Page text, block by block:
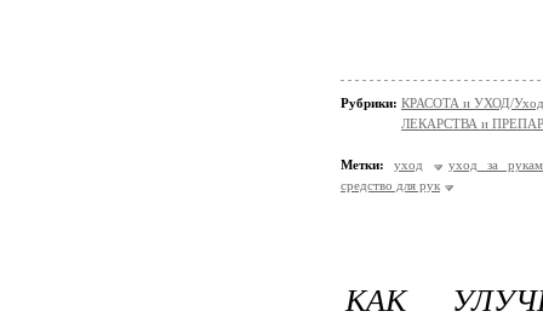
Рубрики: КРАСОТА и УХОД/Уход
ЛЕКАРСТВА и
Метки: уход
уход за
средство для рук
КАК